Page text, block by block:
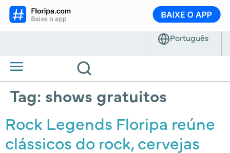
Tag: shows gratuitos
Rock Legends Floripa reúne
clássicos do rock, cervejas